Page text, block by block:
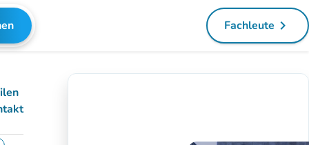
Fachleute navigate_next
(new tab)